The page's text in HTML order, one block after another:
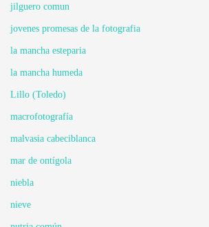
jilguero comun
jovenes promesas de la fotografia
la mancha esteparia
la mancha humeda
Lillo (Toledo)
macrofotografía
malvasia cabeciblanca
mar de ontígola
niebla
nieve